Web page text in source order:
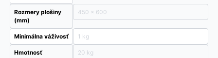
Rozmery plošiny
(mm)
450 x 600
Minimálna váživosť 1 kg
Hmotnosť 20 kg